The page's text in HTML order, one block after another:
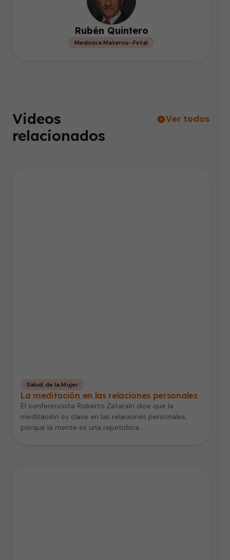
Rubén Quintero
Medicina Materno-Fetal
Videos
relacionados
Ver todos
Salud de la Mujer
La meditación en las relaciones personales
El conferencista Roberto Zataraín dice que la
meditación es clave en las relaciones personales,
porque la mente es una repetidora…